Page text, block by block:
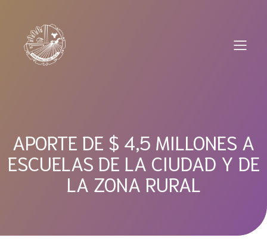
contenido
APORTE DE $ 4,5 MILLONES A
ESCUELAS DE LA CIUDAD Y DE
LA ZONA RURAL